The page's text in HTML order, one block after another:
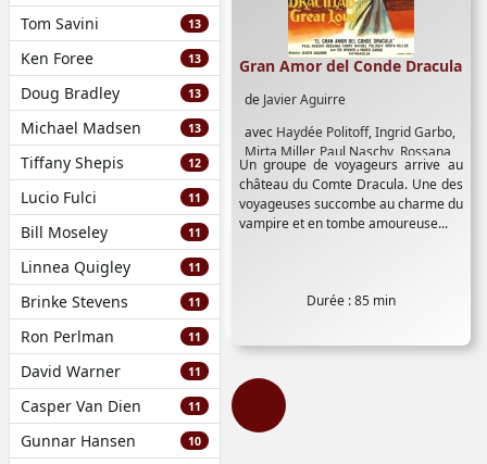
Tom Savini 13
Ken Foree 13
Doug Bradley 13
Michael Madsen 13
Tiffany Shepis 12
Lucio Fulci 11
Bill Moseley 11
Linnea Quigley 11
Brinke Stevens 11
Ron Perlman 11
David Warner 11
Casper Van Dien 11
Gunnar Hansen 10
de Javier Aguirre
avec Haydée Politoff,Ingrid Garbo,
Mirta Miller, Paul Naschy, Rossana
Yanni,Vic Winner
Gran Amor del Conde Dracula
Un groupe de voyageurs arrive au
château du Comte Dracula. Une des
voyageuses succombe au charme du
vampire et en tombe amoureuse...
Durée : 85 min